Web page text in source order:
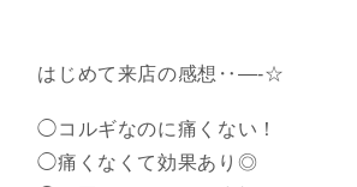
はじめて来店の感想‥―-☆
◯コルギなのに痛くない！
◯痛くなくて効果あり◎